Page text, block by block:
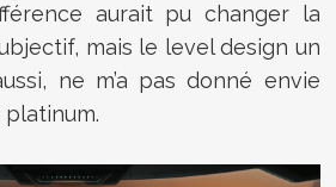
aurait pu changer la
mais le level design un
ne m’a pas donné envie
platinum.